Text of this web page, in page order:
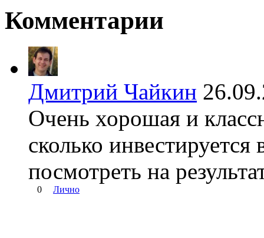
Комментарии
Дмитрий Чайкин
Очень хорошая и
сколько инвестируется
посмотреть на
0 Лично